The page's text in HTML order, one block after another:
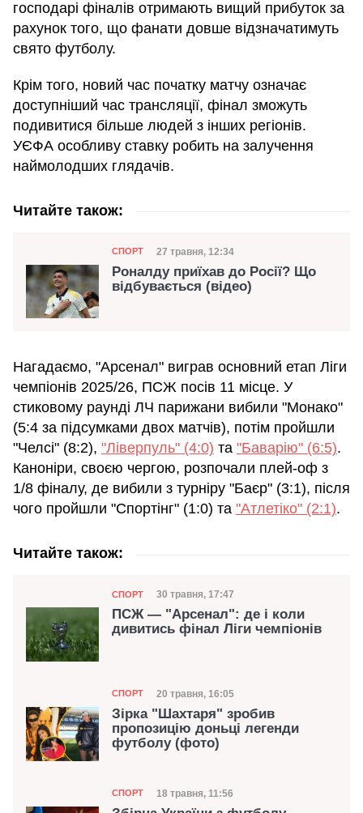
господарі фіналів отримають вищий прибуток за
рахунок того, що фанати довше відзначатимуть
свято футболу.
Крім того, новий час початку матчу означає
доступніший час трансляції, фінал зможуть
подивитися більше людей з інших регіонів.
УЄФА особливу ставку робить на залучення
наймолодших глядачів.
Читайте також:
Категорія
СПОРТ Дата публікації
27 травня, 12:34
Роналду приїхав до Росії? Що
відбувається (відео)
Нагадаємо, "Арсенал" виграв основний етап Ліги
чемпіонів 2025/26, ПСЖ посів 11 місце. У
стиковому раунді ЛЧ парижани вибили "Монако"
(5:4 за підсумками двох матчів), потім пройшли
"Челсі" (8:2), "Ліверпуль" (4:0) та "Баварію" (6:5).
Каноніри, своєю чергою, розпочали плей-оф з
1/8 фіналу, де вибили з турніру "Баєр" (3:1), після
чого пройшли "Спортінг" (1:0) та "Атлетіко" (2:1).
Читайте також:
Категорія
СПОРТ Дата публікації
30 травня, 17:47
ПСЖ — "Арсенал": де і коли
дивитись фінал Ліги чемпіонів
Категорія
СПОРТ Дата публікації
20 травня, 16:05
Зірка "Шахтаря" зробив
пропозицію доньці легенди
футболу (фото)
Категорія
СПОРТ Дата публікації
18 травня, 11:56